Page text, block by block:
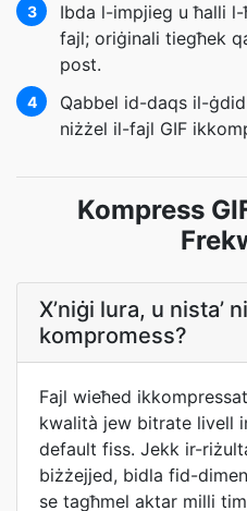
3
Ibda l-impjieg u ħalli
fajl; oriġinali tiegħek
post.
4
Qabbel id-daqs il-
niżżel il-fajl GIF
Kompress
X’niġi lura, u nista’
kompromess?
Fajl wieħed
kwalità jew bitrate livell
default fiss. Jekk ir-
biżżejjed, bidla fid-
se tagħmel aktar milli